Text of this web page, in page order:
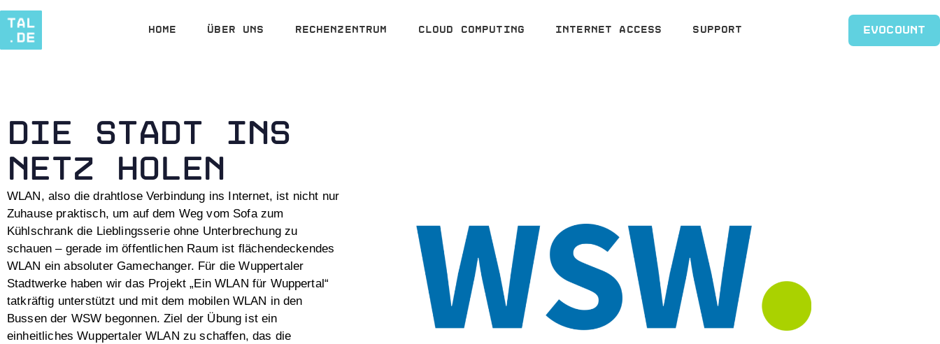
Home Über uns Rechenzentrum Cloud Computing Internet Access Support EVOCOUNT
DIE STADT INS
NETZ HOLEN
WLAN, also die drahtlose Verbindung ins Internet, ist nicht nur
Zuhause praktisch, um auf dem Weg vom Sofa zum
Kühlschrank die Lieblingsserie ohne Unterbrechung zu
schauen – gerade im öffentlichen Raum ist flächendeckendes
WLAN ein absoluter Gamechanger. Für die Wuppertaler
Stadtwerke haben wir das Projekt „Ein WLAN für Wuppertal“
tatkräftig unterstützt und mit dem mobilen WLAN in den
Bussen der WSW begonnen. Ziel der Übung ist ein
einheitliches Wuppertaler WLAN zu schaffen, das die